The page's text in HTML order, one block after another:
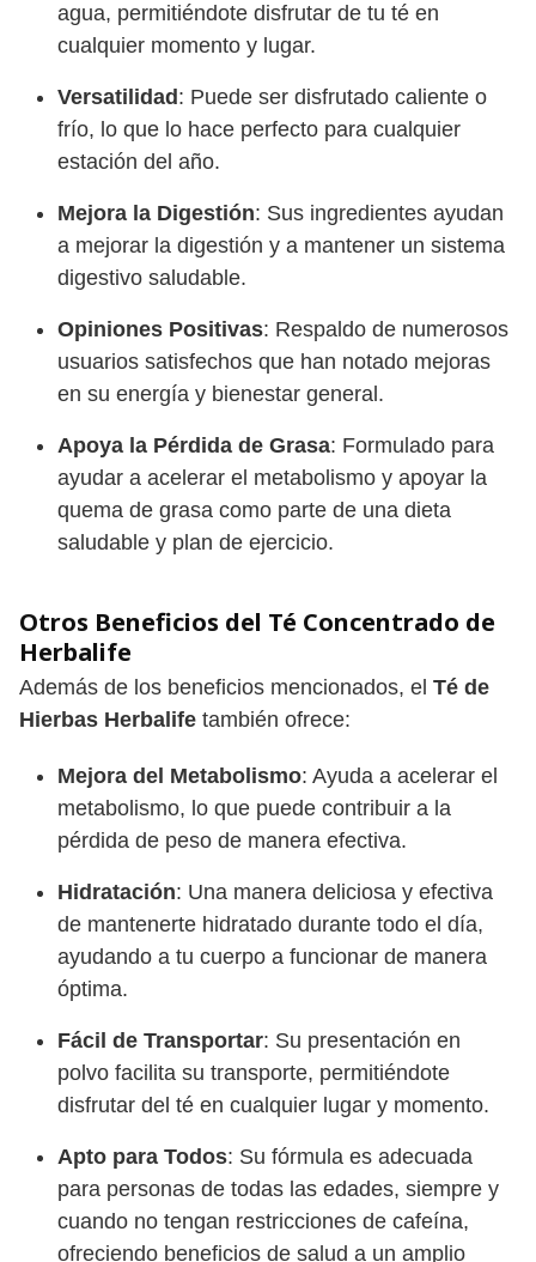
agua, permitiéndote disfrutar de tu té en
cualquier momento y lugar.
Versatilidad : Puede ser disfrutado caliente o
frío, lo que lo hace perfecto para cualquier
estación del año.
Mejora la Digestión: Sus ingredientes ayudan
a mejorar la digestión y a mantener un sistema
digestivo saludable.
Opiniones Positivas: Respaldo de numerosos
usuarios satisfechos que han notado mejoras
en su energía y bienestar general.
Apoya la Pérdida de Grasa: Formulado para
ayudar a acelerar el metabolismo y apoyar la
quema de grasa como parte de una dieta
saludable y plan de ejercicio.
Otros Beneficios del Té Concentrado de
Herbalife
Además de los beneficios mencionados, el Té de
Hierbas Herbalife también ofrece:
Mejora del Metabolismo: Ayuda a acelerar el
metabolismo, lo que puede contribuir a la
pérdida de peso de manera efectiva.
Hidratación: Una manera deliciosa y efectiva
de mantenerte hidratado durante todo el día,
ayudando a tu cuerpo a funcionar de manera
óptima.
Fácil de Transportar: Su presentación en
polvo facilita su transporte, permitiéndote
disfrutar del té en cualquier lugar y momento.
Apto para Todos: Su fórmula es adecuada
para personas de todas las edades, siempre y
cuando no tengan restricciones de cafeína,
ofreciendo beneficios de salud a un amplio